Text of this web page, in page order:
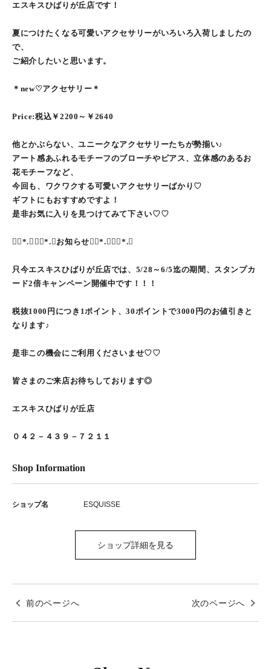
エスキスひばりが丘店です︎︎︎！
夏につけたくなる可愛いアクセサリーがいろいろ入荷しましたの
で、
ご紹介したいと思います。
＊new♡アクセサリー＊
Price:税込￥2200～￥2640
他とかぶらない、ユニークなアクセサリーたちが勢揃い♪
アート感あふれるモチーフのブローチやピアス、立体感のあるお
花モチーフなど、
今回も、ワクワクする可愛いアクセサリーばかり♡
ギフトにもおすすめですよ！
是非お気に入りを見つけてみて下さい♡♡
❁⃘*.ﾟ❁⃘*.ﾟお知らせ❁⃘*.ﾟ❁⃘*.ﾟ
只今エスキスひばりが丘店では、5/28～6/5迄の期間、スタンプカ
ード2倍キャンペーン開催中です！！！
税抜1000円につき1ポイント、30ポイントで3000円のお値引きと
なります♪
是非この機会にご利用くださいませ♡♡
皆さまのご来店お待ちしております◎
エスキスひばりが丘店
０４２－４３９－７２１１
Shop Information
ショップ名 ESQUISSE
ショップ詳細を見る
前のページへ 次のページへ